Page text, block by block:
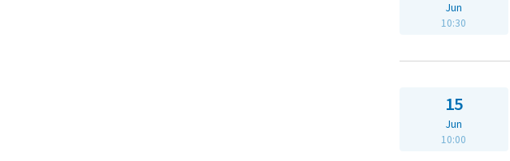
Jun
10:30
15
Jun
10:00